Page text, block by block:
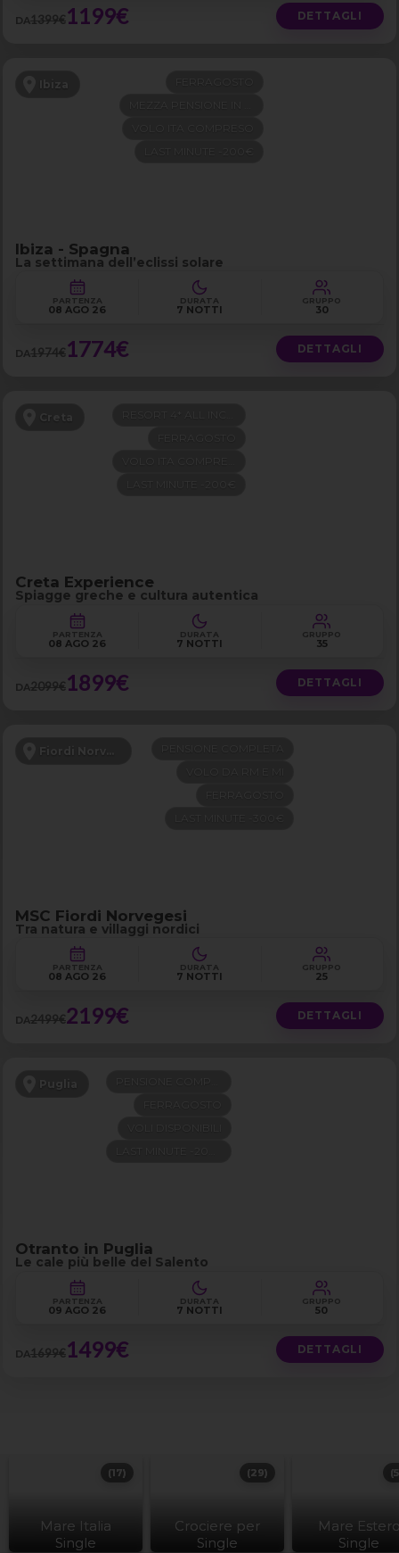
DA1399€1199€ DETTAGLI
Ibiza
Ibiza - Spagna
La settimana dell’eclissi solare
PARTENZA
08 AGO 26
DURATA
7 NOTTI
GRUPPO
30
DA1974€1774€ DETTAGLI
Creta
Creta Experience
Spiagge greche e cultura autentica
PARTENZA
08 AGO 26
DURATA
7 NOTTI
GRUPPO
35
DA2099€1899€ DETTAGLI
Fiordi Norvegesi
MSC Fiordi Norvegesi
Tra natura e villaggi nordici
PARTENZA
08 AGO 26
DURATA
7 NOTTI
GRUPPO
25
DA2499€2199€ DETTAGLI
Puglia
Otranto in Puglia
Le cale più belle del Salento
PARTENZA
09 AGO 26
DURATA
7 NOTTI
GRUPPO
50
DA1699€1499€ DETTAGLI
Mare Italia
Single
(17)
Crociere per
Single
(29)
Mare
Single